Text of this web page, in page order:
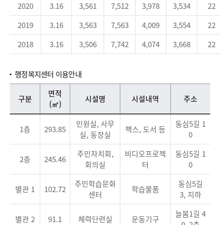
2020
3.16 3,561 7,512 3,978 3,534
22
2019
3.16 3,563 7,563 4,009 3,554
22
2018
3.16 3,506 7,742 4,074 3,668 22
행정복지센터 이용안내
구분
면적
(㎡)
시설명 시설내역 주소
1층 293.85
민원실, 사무
실, 동장실
팩스, 도서 등
동심5길 1
0
2층 245.46
주민자치회,
회의실
비디오프로젝
터
동심5길 1
0
별관 1 102.72
주민학습문화
센터
학습물품
동심5길
3, 지하
별관 2 91.1 체력단련실 운동기구
늘봄1길 4